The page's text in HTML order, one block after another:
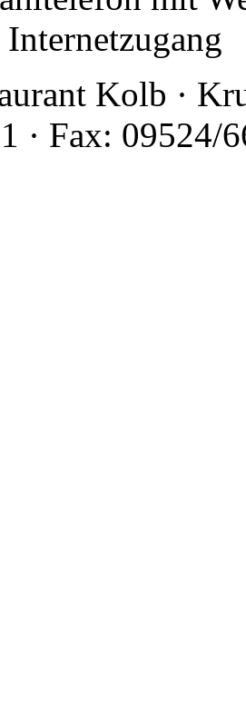
Kolb ·
· Fax: 09524/